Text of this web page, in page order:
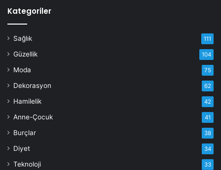
Kategoriler
Sağlık 111
Güzellik 104
Moda 75
Dekorasyon 62
Hamilelik 42
Anne-Çocuk 41
Burçlar 38
Diyet 34
Teknoloji 33